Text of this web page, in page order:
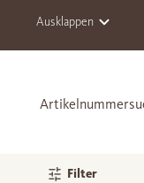
Ausklappen
Filter